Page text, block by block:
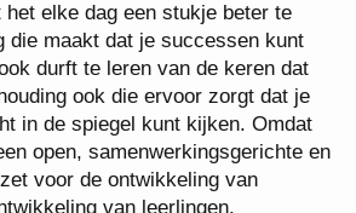
het elke dag een stukje beter te
die maakt dat je successen kunt
durft te leren van de keren dat
ook die ervoor zorgt dat je
in de spiegel kunt kijken. Omdat
open, samenwerkingsgerichte en
voor de ontwikkeling van
van leerlingen.